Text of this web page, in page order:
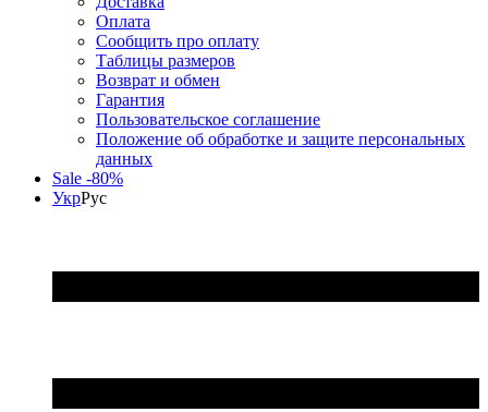
Оплата
Сообщить про оплату
Таблицы размеров
Возврат и обмен
Гарантия
Пользовательское соглашение
Положение об обработке и защите персональных
данных
Sale -80%
УкрРус